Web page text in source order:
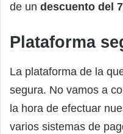
de un descuento del
Plataforma
La plataforma de la
segura. No vamos a
la hora de efectuar
varios sistemas de